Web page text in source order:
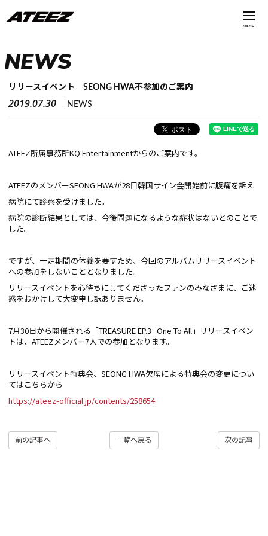
MENU
NEWS
リリースイベント SEONG HWA不参加のご案内
2019.07.30 NEWS
ATEEZ所属事務所KQ Entertainmentからのご案内です。
ATEEZのメンバーSEONG HWAが28日韓国サイン会開始前に腹痛を訴え
病院にて診察を受けました。
病院の診断結果としては、今後問題になるような症状はないとのことで
した。
ですが、一定期間の休養を要すため、今回のアルバムリリースイベント
への参加をしないこととなりました。
リリースイベントを心待ちにしてくださったファンのみなさまに、ご迷
惑をおかけして大変申し訳ありません。
7月30日から開催される「TREASURE EP.3 : One To All」リリースイベン
トは、ATEEZメンバー7人での参加となります。
リリースイベント特典会、SEONG HWA欠席による特典会の変更につい
てはこちらから
https://ateez-official.jp/contents/258654
次の記事
一覧へ戻る
前の記事へ